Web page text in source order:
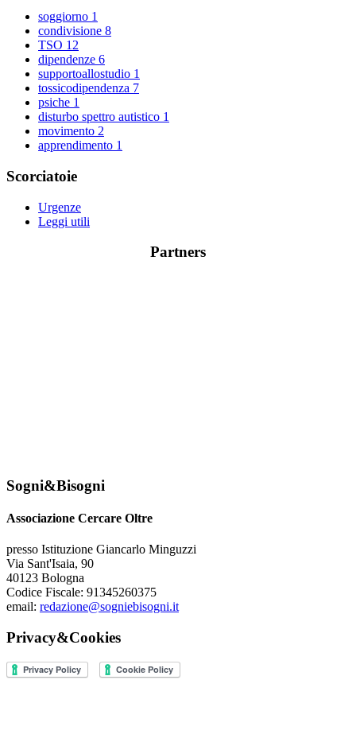
soggiorno 1
condivisione 8
TSO 12
dipendenze 6
supportoallostudio 1
tossicodipendenza 7
psiche 1
disturbo spettro autistico 1
movimento 2
apprendimento 1
Scorciatoie
Urgenze
Leggi utili
Partners
Sogni&Bisogni
Associazione Cercare Oltre
presso Istituzione Giancarlo Minguzzi
Via Sant'Isaia, 90
40123 Bologna
Codice Fiscale: 91345260375
email: redazione@sogniebisogni.it
Privacy&Cookies